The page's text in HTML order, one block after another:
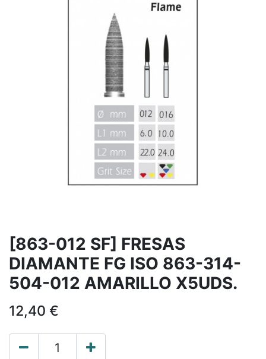
[863-012 SF] FRESAS
DIAMANTE FG ISO 863-314-
504-012 AMARILLO X5UDS.
12,40 €